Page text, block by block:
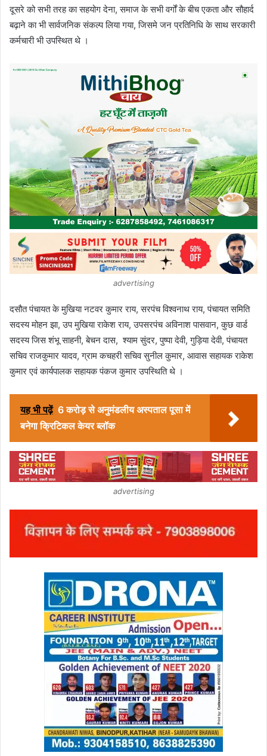
दूसरे को सभी तरह का सहयोग देना, समाज के सभी वर्गों के बीच एकता और सौहार्द
बढ़ाने का भी सार्वजनिक संकल्प लिया गया, जिसमे जन प्रतिनिधि के साथ सरकारी
कर्मचारी भी उपस्थित थे ।
advertising
दसौत पंचायत के मुखिया नटवर कुमार राय, सरपंच विश्वनाथ राय, पंचायत समिति
सदस्य मोहन झा, उप मुखिया राकेश राय, उपसरपंच अविनाश पासवान, कुछ वार्ड
सदस्य जिस शंभू साहनी, बेचन दास, श्याम सुंदर, पुष्पा देवी, गुड़िया देवी, पंचायत
सचिव राजकुमार यादव, ग्राम कचहरी सचिव सुनील कुमार, आवास सहायक राकेश
कुमार एवं कार्यपालक सहायक पंकज कुमार उपस्थिति थे ।
यह भी पढ़ें 6 करोड़ से अनुमंडलीय अस्पताल पूसा में
बनेगा क्रिटिकल केयर ब्लॉक
advertising